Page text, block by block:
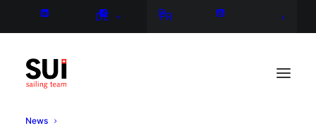
DE FR
News